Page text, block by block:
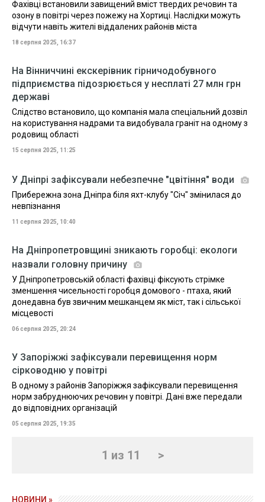
Фахівці встановили завищений вміст твердих речовин та
озону в повітрі через пожежу на Хортиці. Наслідки можуть
відчути навіть жителі віддалених районів міста
18 серпня 2025, 16:37
На Вінниччині екскерівник гірничодобувного
підприємства підозрюється у несплаті 27 млн грн
державі
Слідство встановило, що компанія мала спеціальний дозвіл
на користування надрами та видобувала граніт на одному з
родовищ області
15 серпня 2025, 11:25
У Дніпрі зафіксували небезпечне "цвітіння" води
Прибережна зона Дніпра біля яхт-клубу "Січ" змінилася до
невпізнання
11 серпня 2025, 10:40
На Дніпропетровщині зникають горобці: екологи
назвали головну причину
У Дніпропетровській області фахівці фіксують стрімке
зменшення чисельності горобця домового - птаха, який
донедавна був звичним мешканцем як міст, так і сільської
місцевості
06 серпня 2025, 20:24
У Запоріжжі зафіксували перевищення норм
сірководню у повітрі
В одному з районів Запоріжжя зафіксували перевищення
норм забруднюючих речовин у повітрі. Дані вже передали
до відповідних організацій
05 серпня 2025, 19:35
1 из 11 >
НОВИНИ »